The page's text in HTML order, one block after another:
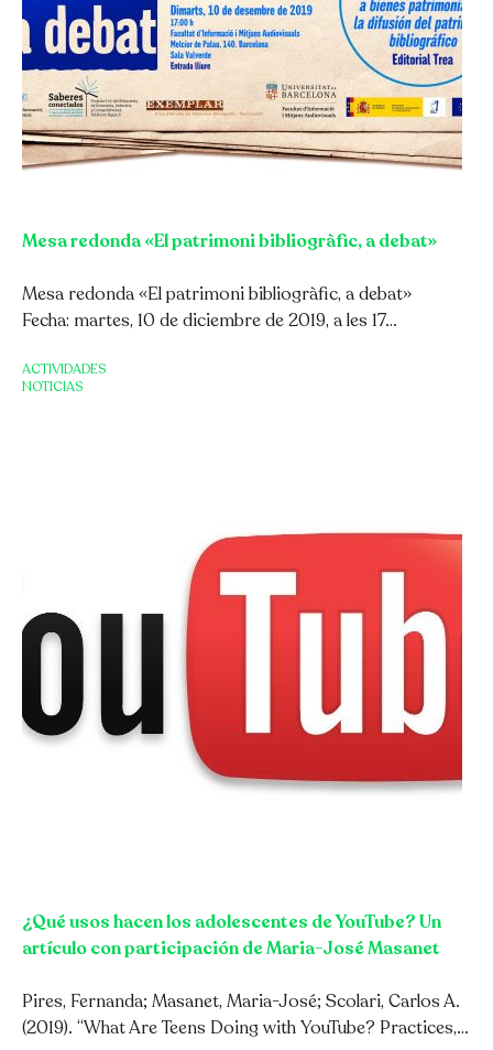
Mesa redonda «El patrimoni bibliogràfic, a debat»
Mesa redonda «El patrimoni bibliogràfic, a debat»
Fecha: martes, 10 de diciembre de 2019, a les 17…
ACTIVIDADES
NOTICIAS
¿Qué usos hacen los adolescentes de YouTube? Un
artículo con participación de Maria-José Masanet
Pires, Fernanda; Masanet, Maria-José; Scolari, Carlos A.
(2019). “What Are Teens Doing with YouTube? Practices,…